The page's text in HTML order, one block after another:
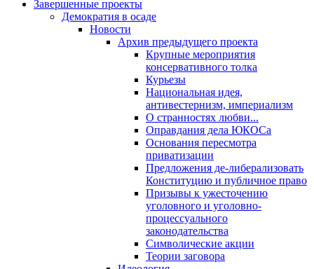
Завершенные проекты
Демократия в осаде
Новости
Архив предыдущего проекта
Крупные мероприятия
консервативного толка
Курьезы
Национальная идея,
антивестернизм, империализм
О странностях любви...
Оправдания дела ЮКОСа
Основания пересмотра
приватизации
Предложения де-либерализовать
Конституцию и публичное право
Призывы к ужесточению
уголовного и уголовно-
процессуального
законодательства
Символические акции
Теории заговора